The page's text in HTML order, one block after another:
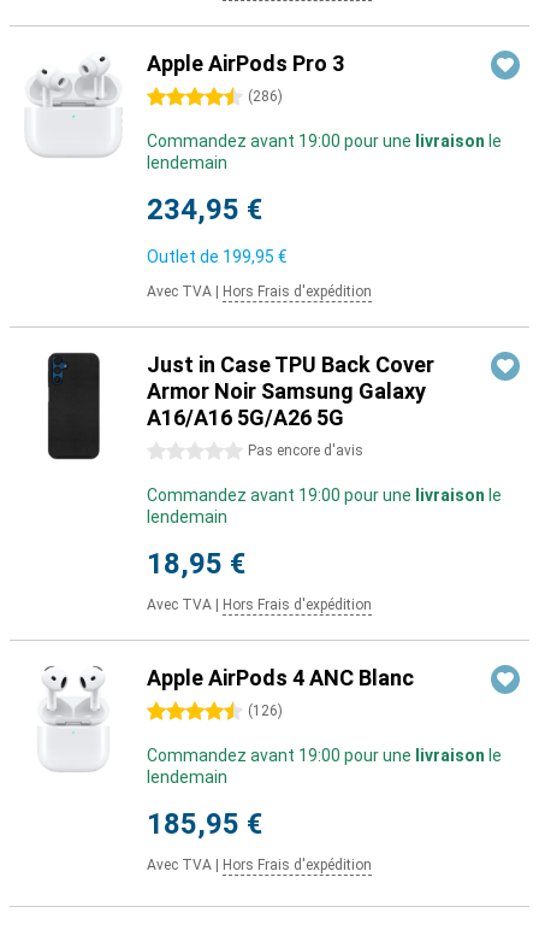
Apple AirPods Pro 3
4.5 étoiles (286)
Commandez avant 19:00 pour une livraison le
lendemain
234,95 €
Outlet de 199,95 €
Avec TVA Hors Frais d'expédition
Just in Case TPU Back Cover
Armor Noir Samsung Galaxy
A16/A16 5G/A26 5G
0 étoiles Pas encore d'avis
Commandez avant 19:00 pour une livraison le
lendemain
18,95 €
Avec TVA Hors Frais d'expédition
Apple AirPods 4 ANC Blanc
4.5 étoiles (126)
Commandez avant 19:00 pour une livraison le
lendemain
185,95 €
Avec TVA Hors Frais d'expédition